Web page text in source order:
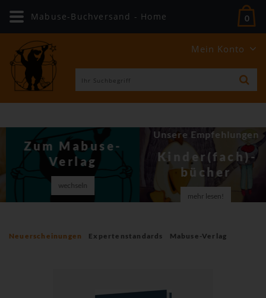
Mein Konto
0
Zum Mabuse-
Verlag
wechseln
Unsere Empfehlungen
Kinder(fach)­
bücher
mehr lesen!
Neuerscheinungen Expertenstandards Mabuse-Verlag
Mabuse-Buchversand - Home